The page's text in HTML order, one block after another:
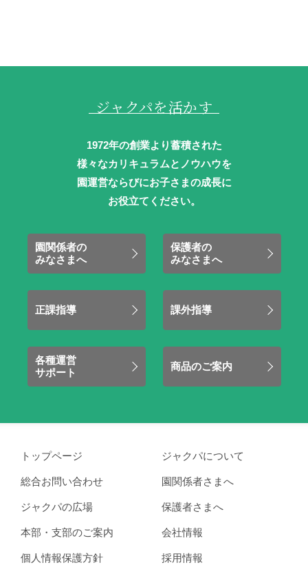
ジャクパを活かす
1972年の創業より蓄積された
様々なカリキュラムとノウハウを
園運営ならびにお子さまの成長に
お役立てください。
園関係者の
みなさまへ
保護者の
みなさまへ
正課指導 課外指導
各種運営
サポート
商品のご案内
トップページ
総合お問い合わせ
ジャクパの広場
本部・支部のご案内
個人情報保護方針
ジャクパについて
園関係者さまへ
保護者さまへ
会社情報
採用情報